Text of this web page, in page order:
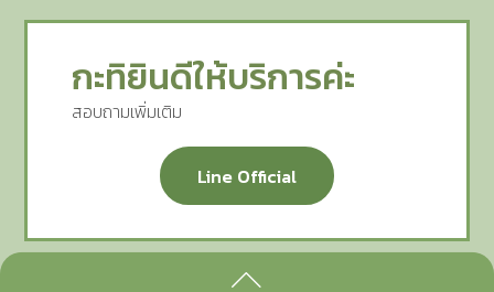
กะทิยินดีให้บริการค่ะ
สอบถามเพิ่มเติม
Line Official